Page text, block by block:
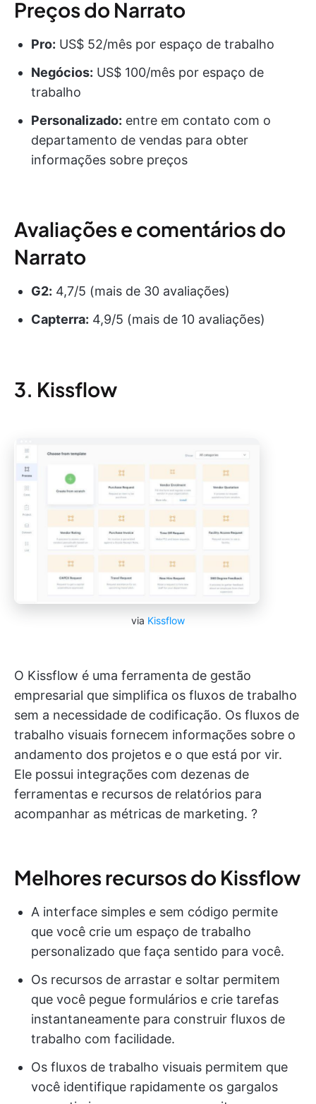
Preços do Narrato
Pro: US$ 52/mês por espaço de trabalho
Negócios: US$ 100/mês por espaço de
trabalho
Personalizado: entre em contato com o
departamento de vendas para obter
informações sobre preços
Avaliações e comentários do
Narrato
G2: 4,7/5 (mais de 30 avaliações)
Capterra: 4,9/5 (mais de 10 avaliações)
3. Kissflow
via Kissflow
O Kissflow é uma ferramenta de gestão
empresarial que simplifica os fluxos de trabalho
sem a necessidade de codificação. Os fluxos de
trabalho visuais fornecem informações sobre o
andamento dos projetos e o que está por vir.
Ele possui integrações com dezenas de
ferramentas e recursos de relatórios para
acompanhar as métricas de marketing. ?
Melhores recursos do Kissflow
A interface simples e sem código permite
que você crie um espaço de trabalho
personalizado que faça sentido para você.
Os recursos de arrastar e soltar permitem
que você pegue formulários e crie tarefas
instantaneamente para construir fluxos de
trabalho com facilidade.
Os fluxos de trabalho visuais permitem que
você identifique rapidamente os gargalos